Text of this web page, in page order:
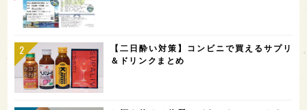
【二日酔い対策】コンビニで買えるサプリ
＆ドリンクまとめ